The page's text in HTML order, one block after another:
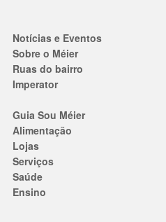
Notícias e Eventos
Sobre o Méier
Ruas do bairro
Imperator
Guia Sou Méier
Alimentação
Lojas
Serviços
Saúde
Ensino